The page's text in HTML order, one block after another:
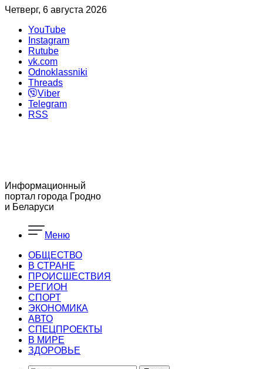
Четверг, 6 августа 2026
YouTube
Instagram
Rutube
vk.com
Odnoklassniki
Threads
Viber
Telegram
RSS
Информационный
портал города Гродно
и Беларуси
Меню
ОБЩЕСТВО
В СТРАНЕ
ПРОИСШЕСТВИЯ
РЕГИОН
CПОРТ
ЭКОНОМИКА
АВТО
СПЕЦПРОЕКТЫ
В МИРЕ
ЗДОРОВЬЕ